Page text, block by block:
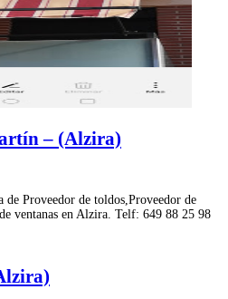
– (Alzira)
de Proveedor de toldos,Proveedor de
ventanas en Alzira. Telf: 649 88 25 98